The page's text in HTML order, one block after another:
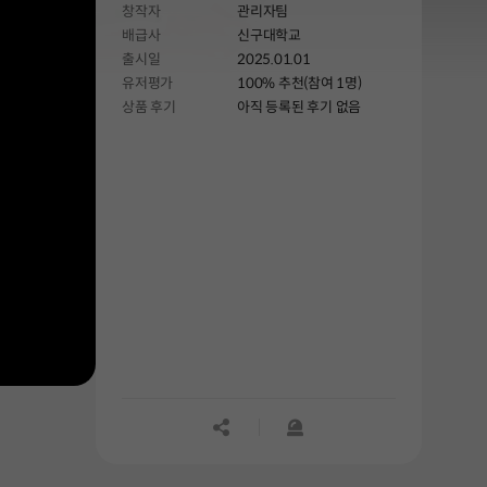
창작자
관리자팀
배급사
신구대학교
출시일
2025.01.01
유저평가
100% 추천(참여 1명)
상품 후기
아직 등록된 후기 없음
공유하기신고하기